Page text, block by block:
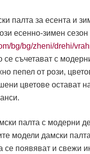
палта за есента и
есенно-зимен
bg/bg/zheni/drehi/
се съчетават с
пепел от рози,
цветове остават
палта с модерни
модели дамски
се появяват и свежи